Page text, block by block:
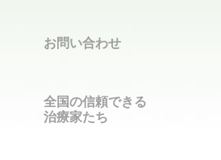
お問い合わせ
全国の信頼できる
治療家たち